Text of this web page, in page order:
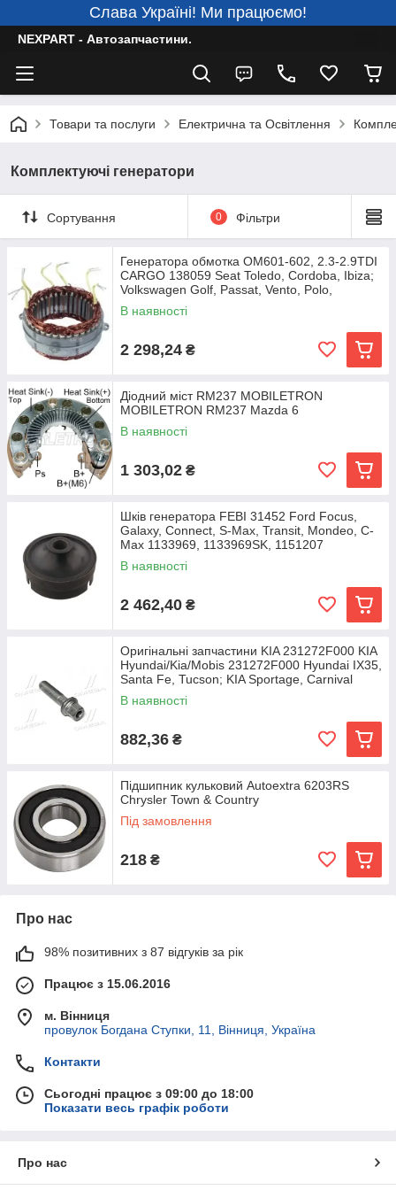
Слава Україні! Ми працюємо!
NEXPART - Автозапчастини.
Товари та послуги Електрична та Освітлення
Комплектуючі генератори
Сортування 0 Фільтри
Генератора обмотка OM601-602, 2.3-2.9TDI
CARGO 138059 Seat Toledo, Cordoba, Ibiza;
Volkswagen Golf, Passat, Vento, Polo,
В наявності
2 298,24 ₴
Діодний міст RM237 MOBILETRON
MOBILETRON RM237 Mazda 6
В наявності
1 303,02 ₴
Шків генератора FEBI 31452 Ford Focus,
Galaxy, Connect, S-Max, Transit, Mondeo, C-
Max 1133969, 1133969SK, 1151207
В наявності
2 462,40 ₴
Оригінальні запчастини KIA 231272F000 KIA
Hyundai/Kia/Mobis 231272F000 Hyundai IX35,
Santa Fe, Tucson; KIA Sportage, Carnival
В наявності
882,36 ₴
Підшипник кульковий Autoextra 6203RS
Chrysler Town & Country
Під замовлення
218 ₴
Про нас
98% позитивних з 87 відгуків за рік
Працює з 15.06.2016
м. Вінниця
провулок Богдана Ступки, 11, Вінниця, Україна
Контакти
Сьогодні працює з 09:00 до 18:00
Показати весь графік роботи
Про нас